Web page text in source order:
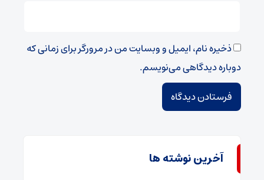
ذخیره نام، ایمیل و وبسایت من در مرورگر برای زمانی که
دوباره دیدگاهی می‌نویسم.
آخرین نوشته ها